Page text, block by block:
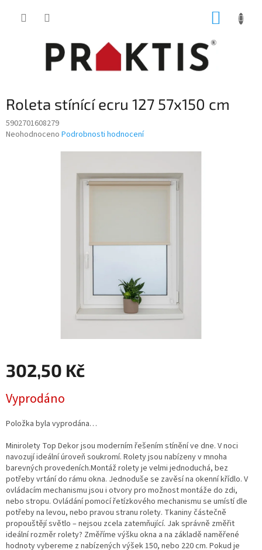
Roleta stínící ecru 127 57x150 cm
5902701608279
Průměrné
Neohodnoceno Podrobnosti hodnocení
302,50 Kč
cena:
Vyprodáno
Položka byla vyprodána…
Minirolety Top Dekor jsou moderním řešením stínění ve dne. V noci
navozují ideální úroveň soukromí. Rolety jsou nabízeny v mnoha
barevných provedeních.Montáž rolety je velmi jednoduchá, bez
potřeby vrtání do rámu okna. Jednoduše se zavěsí na okenní křídlo. V
ovládacím mechanismu jsou i otvory pro možnost montáže do zdi,
nebo stropu. Ovládání pomocí řetízkového mechanismu se umístí dle
potřeby na levou, nebo pravou stranu rolety. Tkaniny částečně
propouštějí světlo – nejsou zcela zatemňující. Jak správně změřit
ideální rozměr rolety? Změříme výšku okna a na základě naměřené
hodnoty vybereme z nabízených výšek 150, nebo 220 cm. Pokud je